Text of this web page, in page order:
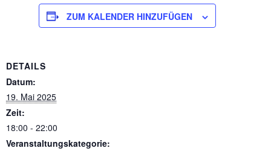
ZUM KALENDER HINZUFÜGEN
DETAILS
Datum:
19. Mai 2025
Zeit:
18:00 - 22:00
Veranstaltungskategorie: